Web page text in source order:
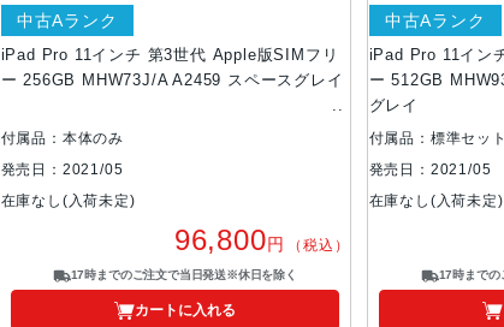
iPad Pro 11インチ 第3世代 Apple版SIMフリ
ー 256GB MHW73J/A A2459 スペースグレイ
中古Aランク
付属品：本体のみ
発売日：2021/05
在庫なし(入荷未定)
96,800円 （税込）
17時までのご注文で当日発送※休日を除く
カートに入れる
iPad Pro 11イン
ー 512GB
グレイ
中古Aランク
付属品：標準セット
発売日：2021/05
在庫なし(入荷未定)
17時までの